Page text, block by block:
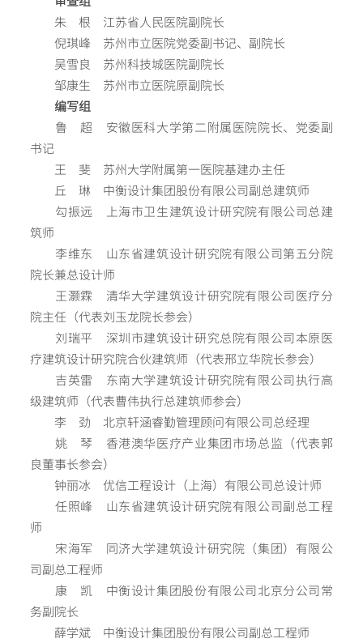
朱 根 江苏省人民医院副院长
倪琪峰 苏州市立医院党委副书记、副院长
吴雪良 苏州科技城医院副院长
邹康生 苏州市立医院原副院长
编写组
鲁 超 安徽医科大学第二附属医院院长、党委副
书记
王 斐 苏州大学附属第一医院基建办主任
丘 琳 中衡设计集团股份有限公司副总建筑师
勾振远 上海市卫生建筑设计研究院有限公司总建
筑师
李维东 山东省建筑设计研究院有限公司第五分院
院长兼总设计师
王灏霖 清华大学建筑设计研究院有限公司医疗分
院主任（代表刘玉龙院长参会）
刘瑞平 深圳市建筑设计研究总院有限公司本原医
疗建筑设计研究院合伙建筑师（代表邢立华院长参会）
吉英雷 东南大学建筑设计研究院有限公司执行高
级建筑师（代表曹伟执行总建筑师参会）
李 劲 北京轩涵睿勤管理顾问有限公司总经理
姚 琴 香港澳华医疗产业集团市场总监（代表郭
良董事长参会）
钟丽冰 优信工程设计（上海）有限公司总设计师
任照峰 山东省建筑设计研究院有限公司副总工程
师
宋海军 同济大学建筑设计研究院（集团）有限公
司副总工程师
康 凯 中衡设计集团股份有限公司北京分公司常
务副院长
薛学斌 中衡设计集团股份有限公司副总工程师